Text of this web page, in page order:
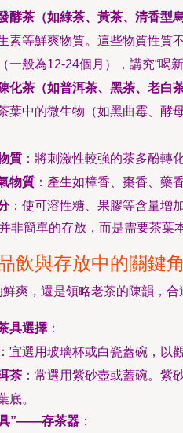
酵茶（如綠茶、黃茶、清香型烏
素等鮮爽物質。這些物質性質
一般為12-24個月），講究“喝新
化茶（如普洱茶、黑茶、老白茶
葉中的微生物（如黑曲霉、酵
質 ：將刺激性較強的茶多酚轉
物質 ：產生如樟香、棗香、藥
：使可溶性糖、果膠等含量增
非簡單的存放，而是需要茶
飲與存放中的關鍵
爽，還是領略老茶的陳韻，
具選擇 ：
：宜選用玻璃杯或白瓷蓋碗，以
茶 ：常選用紫砂壺或蓋碗。紫
底。
”——存茶器 ：